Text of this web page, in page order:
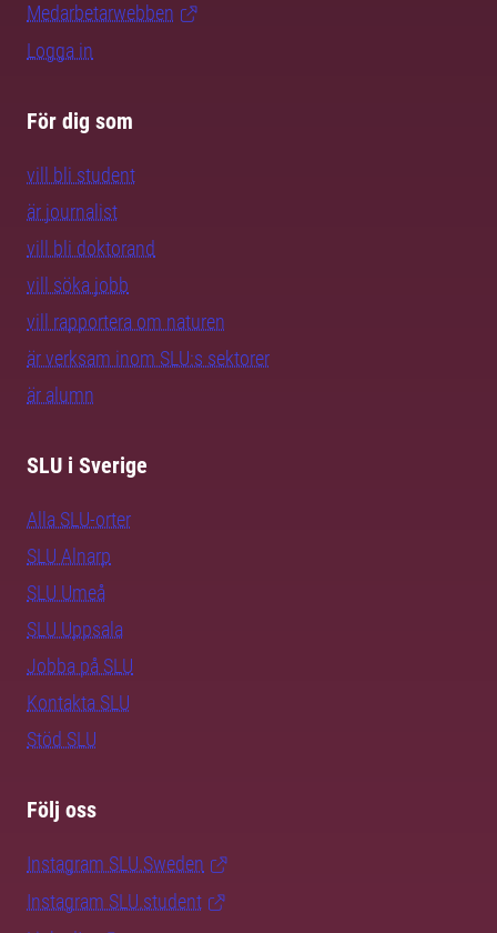
Medarbetarwebben
Logga in
För dig som
vill bli student
är journalist
vill bli doktorand
vill söka jobb
vill rapportera om naturen
är verksam inom SLU:s sektorer
är alumn
SLU i Sverige
Alla SLU-orter
SLU Alnarp
SLU Umeå
SLU Uppsala
Jobba på SLU
Kontakta SLU
Stöd SLU
Följ oss
Instagram SLU.Sweden
Instagram SLU.student